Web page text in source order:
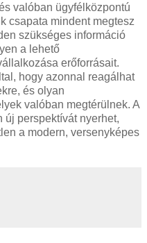
valóban ügyfélközpontú
csapata mindent megtesz
szükséges információ
a lehető
erőforrásait.
hogy azonnal reagálhat
és olyan
valóban megtérülnek. A
új perspektívát nyerhet,
a modern, versenyképes